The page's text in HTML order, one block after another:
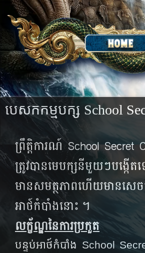
បេសកកម្មបក្ស School
ព្រឹត្តិការណ៍​ School
ត្រូវ​បាន​មេ​បក្ស​នីមួយៗ​បង្កើត​
មាន​សមត្ថ​ភាព​ហើយ​មាន​សេច
អាថ៍កំបាំង​​នោះ ​។
លក្ខ័ណ្ឌនៃការប្រកួត
បន្ទប់​អាថ៍​កំបាំង​ School